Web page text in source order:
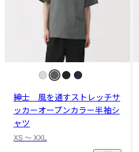
紳士 風を通すストレッチサ
ッカーオープンカラー半袖シ
ャツ
XS 〜 XXL